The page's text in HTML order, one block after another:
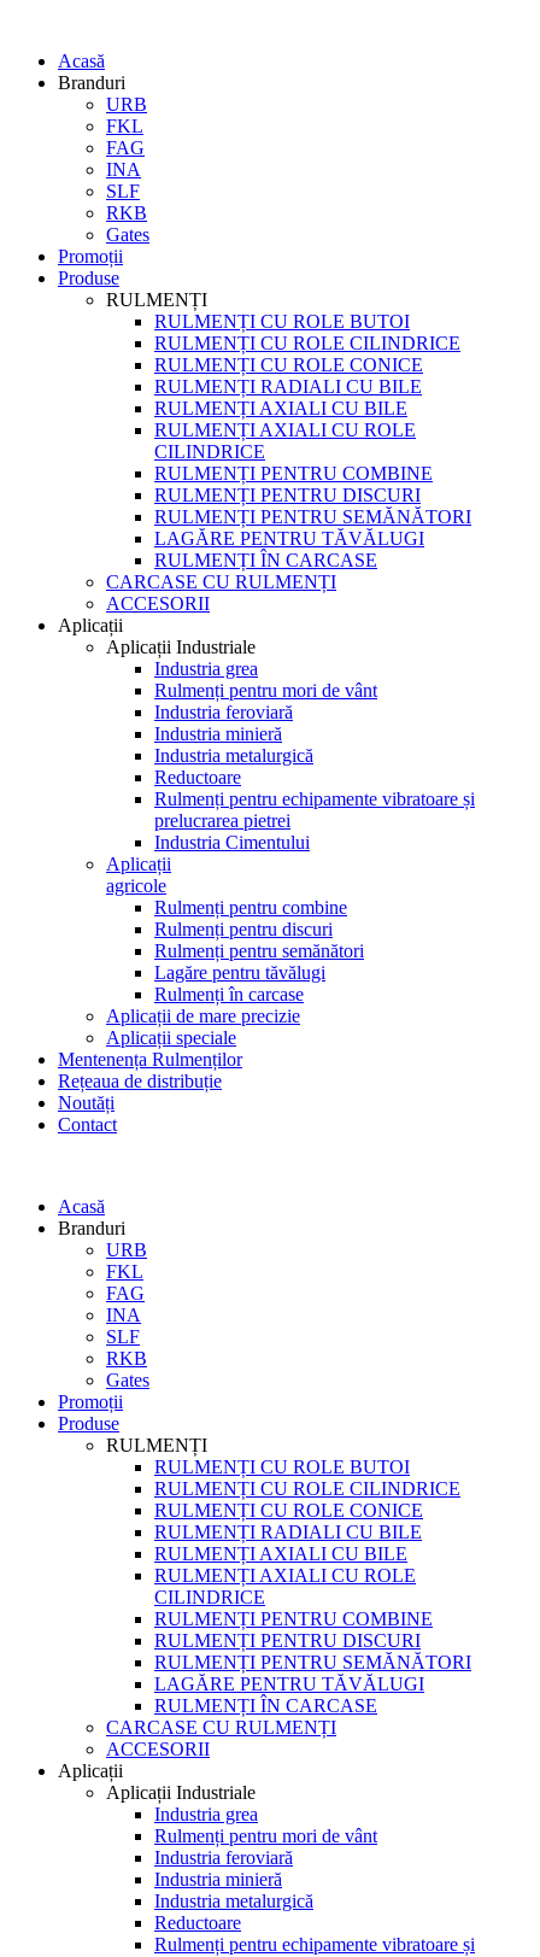
Acasă
Branduri
URB
FKL
FAG
INA
SLF
RKB
Gates
Promoții
Produse
RULMENȚI
RULMENȚI CU ROLE BUTOI
RULMENȚI CU ROLE CILINDRICE
RULMENȚI CU ROLE CONICE
RULMENȚI RADIALI CU BILE
RULMENȚI AXIALI CU BILE
RULMENȚI AXIALI CU ROLE
CILINDRICE
RULMENȚI PENTRU COMBINE
RULMENȚI PENTRU DISCURI
RULMENȚI PENTRU SEMĂNĂTORI
LAGĂRE PENTRU TĂVĂLUGI
RULMENȚI ÎN CARCASE
CARCASE CU RULMENȚI
ACCESORII
Aplicații
Aplicații Industriale
Industria grea
Rulmenți pentru mori de vânt
Industria feroviară
Industria minieră
Industria metalurgică
Reductoare
Rulmenți pentru echipamente vibratoare și
prelucrarea pietrei
Industria Cimentului
Aplicații
agricole
Rulmenți pentru combine
Rulmenți pentru discuri
Rulmenți pentru semănători
Lagăre pentru tăvălugi
Rulmenți în carcase
Aplicații de mare precizie
Aplicații speciale
Mentenența Rulmenților
Rețeaua de distribuție
Noutăți
Contact
Acasă
Branduri
URB
FKL
FAG
INA
SLF
RKB
Gates
Promoții
Produse
RULMENȚI
RULMENȚI CU ROLE BUTOI
RULMENȚI CU ROLE CILINDRICE
RULMENȚI CU ROLE CONICE
RULMENȚI RADIALI CU BILE
RULMENȚI AXIALI CU BILE
RULMENȚI AXIALI CU ROLE
CILINDRICE
RULMENȚI PENTRU COMBINE
RULMENȚI PENTRU DISCURI
RULMENȚI PENTRU SEMĂNĂTORI
LAGĂRE PENTRU TĂVĂLUGI
RULMENȚI ÎN CARCASE
CARCASE CU RULMENȚI
ACCESORII
Aplicații
Aplicații Industriale
Industria grea
Rulmenți pentru mori de vânt
Industria feroviară
Industria minieră
Industria metalurgică
Reductoare
Rulmenți pentru echipamente vibratoare și